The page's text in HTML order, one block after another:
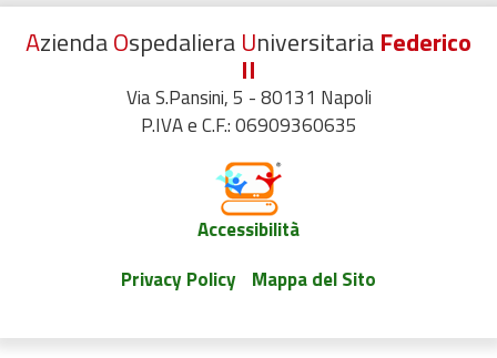
AziendaOspedaliera Universitaria Federico
II
Via S.Pansini, 5 - 80131 Napoli
P.IVA e C.F.: 06909360635
Accessibilità
Privacy Policy Mappa del Sito